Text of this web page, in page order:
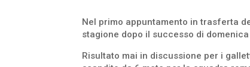
Nel primo appuntamento in trasferta
stagione dopo il successo di
Risultato mai in discussione per i